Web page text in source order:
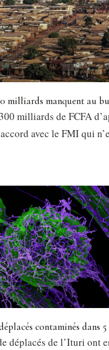
milliards manquent au
milliards de FCFA
avec le FMI qui
contaminés dans 5
déplacés de l’Ituri ont